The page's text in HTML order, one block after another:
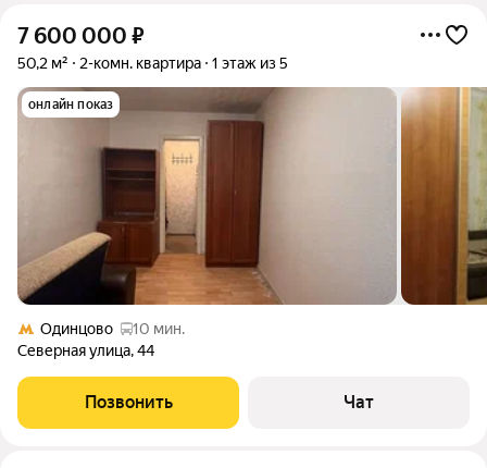
7 600 000 ₽
50,2 м² 2-комн. квартира 1 этаж из 5
онлайн показ
Одинцово
10 мин.
Северная улица,44
Позвонить Чат